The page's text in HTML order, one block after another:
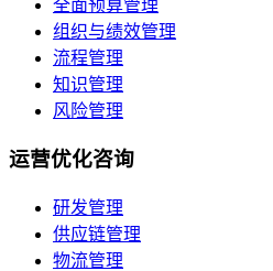
全面预算管理
组织与绩效管理
流程管理
知识管理
风险管理
运营优化咨询
研发管理
供应链管理
物流管理